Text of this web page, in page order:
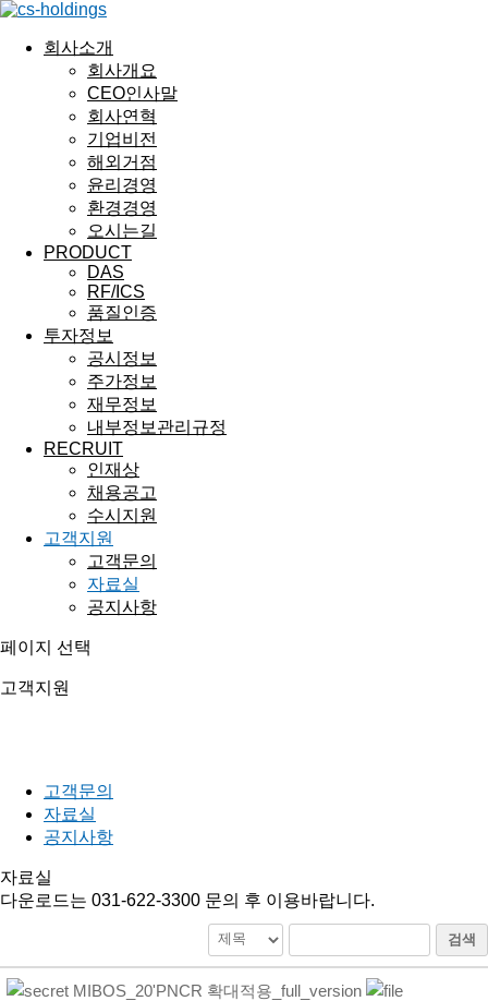
회사소개
회사개요
CEO인사말
회사연혁
기업비전
해외거점
윤리경영
환경경영
오시는길
PRODUCT
DAS
RF/ICS
품질인증
투자정보
공시정보
주가정보
재무정보
내부정보관리규정
RECRUIT
인재상
채용공고
수시지원
고객지원
고객문의
자료실
공지사항
페이지 선택
고객지원
고객문의
자료실
공지사항
자료실
다운로드는 031-622-3300 문의 후 이용바랍니다.
검색
MIBOS_20'PNCR 확대적용_full_version